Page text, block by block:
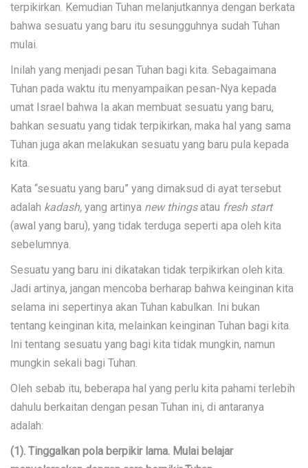
terpikirkan. Kemudian Tuhan melanjutkannya dengan berkata
bahwa sesuatu yang baru itu sesungguhnya sudah Tuhan
mulai.
Inilah yang menjadi pesan Tuhan bagi kita. Sebagaimana
Tuhan pada waktu itu menyampaikan pesan-Nya kepada
umat Israel bahwa Ia akan membuat sesuatu yang baru,
bahkan sesuatu yang tidak terpikirkan, maka hal yang sama
Tuhan juga akan melakukan sesuatu yang baru pula kepada
kita.
Kata “sesuatu yang baru” yang dimaksud di ayat tersebut
adalah kadash, yang artinya new thingsatau fresh start
(awal yang baru), yang tidak terduga seperti apa oleh kita
sebelumnya.
Sesuatu yang baru ini dikatakan tidak terpikirkan oleh kita.
Jadi artinya, jangan mencoba berharap bahwa keinginan kita
selama ini sepertinya akan Tuhan kabulkan. Ini bukan
tentang keinginan kita, melainkan keinginan Tuhan bagi kita.
Ini tentang sesuatu yang bagi kita tidak mungkin, namun
mungkin sekali bagi Tuhan.
Oleh sebab itu, beberapa hal yang perlu kita pahami terlebih
dahulu berkaitan dengan pesan Tuhan ini, di antaranya
adalah:
(1). Tinggalkan pola berpikir lama. Mulai belajar